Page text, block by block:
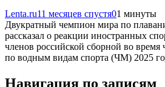
Lenta.ru11 месяцев спустя01 минуты
Двукратный чемпион мира по
рассказал о реакции иностранных
членов российской сборной во время
по водным видам спорта (ЧМ) 2025
Навигация по записям